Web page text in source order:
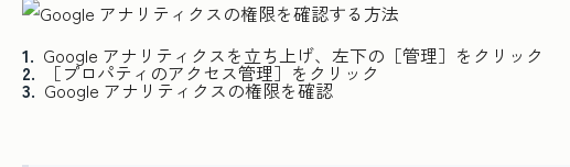
Google アナリティクスを立ち上げ、左下の［管理］をクリック
［プロパティのアクセス管理］をクリック
Google アナリティクスの権限を確認